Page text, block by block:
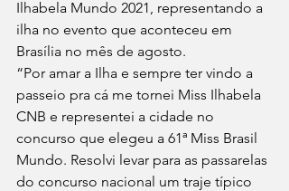
Ilhabela Mundo 2021, representando a
ilha no evento que aconteceu em
Brasília no mês de agosto.
“Por amar a Ilha e sempre ter vindo a
passeio pra cá me tornei Miss Ilhabela
CNB e representei a cidade no
concurso que elegeu a 61ª Miss Brasil
Mundo. Resolvi levar para as passarelas
do concurso nacional um traje típico